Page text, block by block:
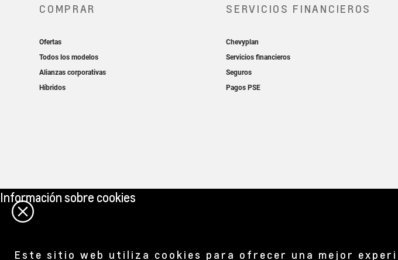
Información sobre cookies
Este sitio web utiliza cookies para ofrecer una mejor